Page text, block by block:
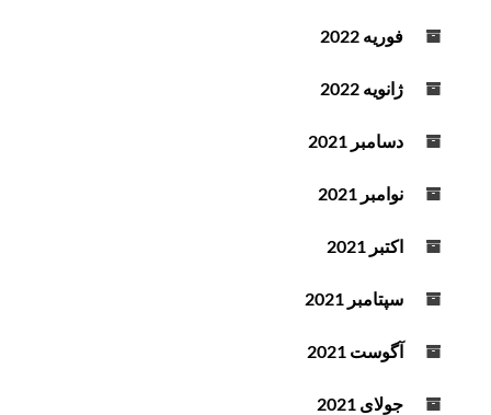
فوریه 2022
ژانویه 2022
دسامبر 2021
نوامبر 2021
اکتبر 2021
سپتامبر 2021
آگوست 2021
جولای 2021